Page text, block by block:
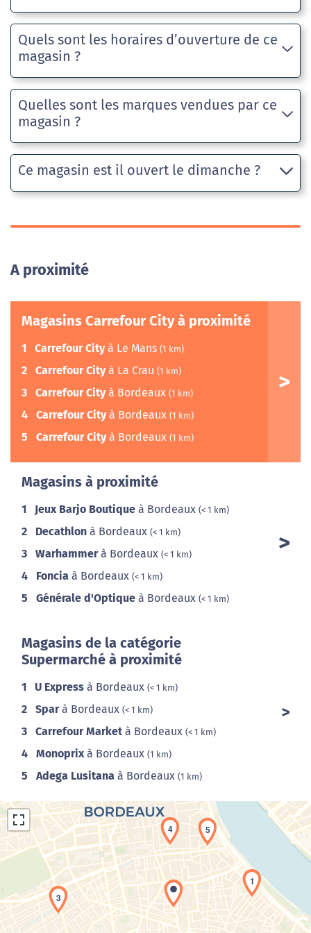
Quels sont les horaires d’ouverture de ce
magasin ?
Quelles sont les marques vendues par ce
magasin ?
Ce magasin est il ouvert le dimanche ?
A proximité
Magasins Carrefour City à proximité
1 Carrefour Cityà Le Mans (1 km)
2 Carrefour Cityà La Crau (1 km)
3 Carrefour Cityà Bordeaux (1 km)
4 Carrefour Cityà Bordeaux (1 km)
5 Carrefour Cityà Bordeaux (1 km)
Magasins à proximité
1 Jeux Barjo Boutique à Bordeaux (< 1 km)
2 Decathlon à Bordeaux (< 1 km)
3 Warhammerà Bordeaux (< 1 km)
4 Foncia à Bordeaux (< 1 km)
5 Générale d'Optique à Bordeaux (< 1 km)
Magasins de la catégorie
Supermarché à proximité
1 U Express à Bordeaux (< 1 km)
2 Sparà Bordeaux (< 1 km)
3 Carrefour Market à Bordeaux (< 1 km)
4 Monoprix à Bordeaux (1 km)
5 Adega Lusitana à Bordeaux (1 km)
Chargement de la carte en cours...
1
3
4 5